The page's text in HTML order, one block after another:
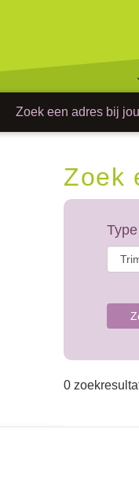
Zoek een adres bij
Zoek
0